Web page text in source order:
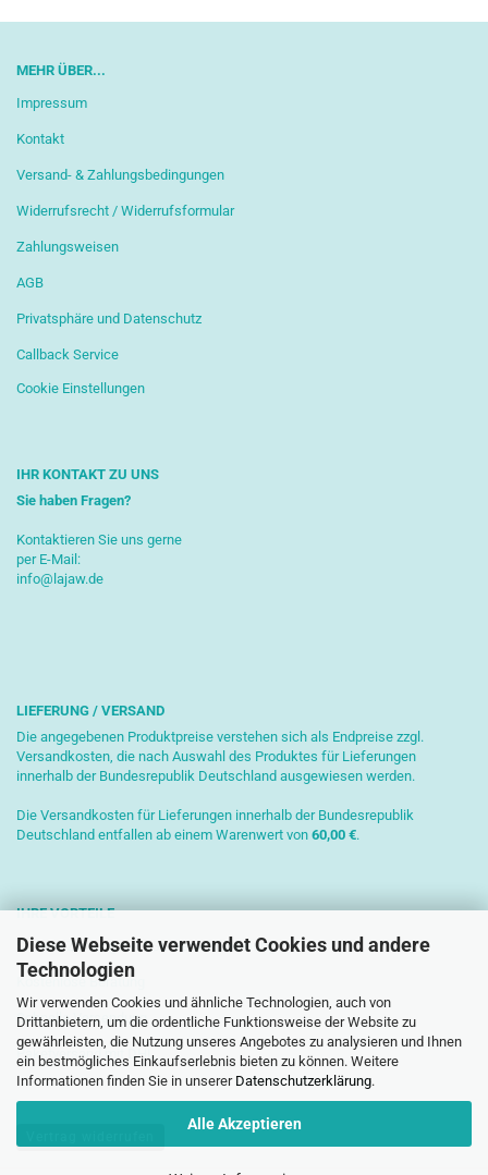
Diese Webseite verwendet Cookies und andere
Technologien
Wir verwenden Cookies und ähnliche Technologien, auch von
Drittanbietern, um die ordentliche Funktionsweise der Website zu
gewährleisten, die Nutzung unseres Angebotes zu analysieren und Ihnen
ein bestmögliches Einkaufserlebnis bieten zu können. Weitere
Informationen finden Sie in unserer Datenschutzerklärung.
Alle Akzeptieren
MEHR ÜBER...
Impressum
Kontakt
Versand- & Zahlungsbedingungen
Widerrufsrecht / Widerrufsformular
Zahlungsweisen
AGB
Privatsphäre und Datenschutz
Callback Service
Cookie Einstellungen
IHR KONTAKT ZU UNS
Sie haben Fragen?
Kontaktieren Sie uns gerne
per E-Mail:
info@lajaw.de
LIEFERUNG / VERSAND
Die angegebenen Produktpreise verstehen sich als Endpreise zzgl.
Versandkosten, die nach Auswahl des Produktes für Lieferungen
innerhalb der Bundesrepublik Deutschland ausgewiesen werden.
Die Versandkosten für Lieferungen innerhalb der Bundesrepublik
Deutschland entfallen ab einem Warenwert von 60,00 €.
IHRE VORTEILE
Sichere Zahlung mit SSL-Verschlüsselung
Kostenlose Beratung
Schnelle Versendung
Paketversand mit DHL